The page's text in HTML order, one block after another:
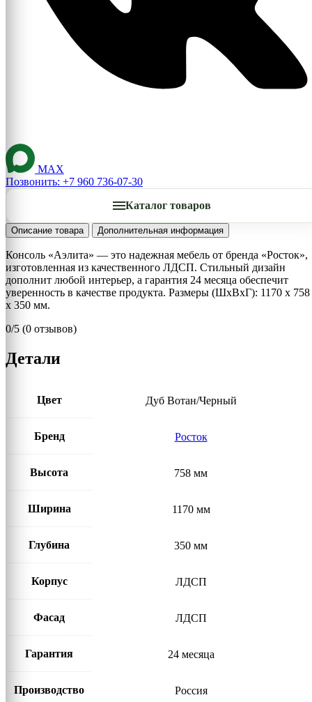
MAX
Позвонить: +7 960 736-07-30
Каталог товаров
Описание товара Дополнительная информация
Консоль «Аэлита» — это надежная мебель от бренда «Росток»,
изготовленная из качественного ЛДСП. Стильный дизайн
дополнит любой интерьер, а гарантия 24 месяца обеспечит
уверенность в качестве продукта. Размеры (ШхВхГ): 1170 х 758
х 350 мм.
0/5 (0 отзывов)
Детали
Цвет Дуб Вотан/Черный
Бренд Росток
Высота 758 мм
Ширина 1170 мм
Глубина 350 мм
Корпус ЛДСП
Фасад ЛДСП
Гарантия 24 месяца
Производство Россия